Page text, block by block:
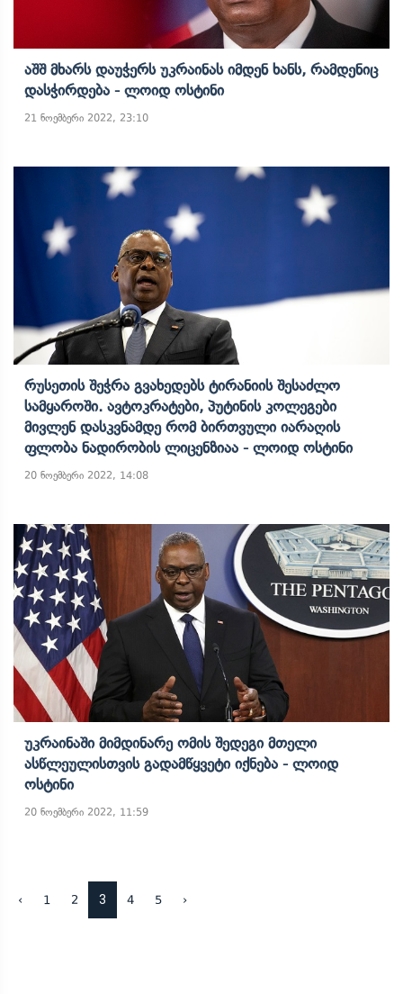
Აშშ Მხარს Დაუჭერს Უკრაინას Იმდენ Ხანს, Რამდენიც
Დასჭირდება - Ლოიდ Ოსტინი
21 ნოემბერი 2022, 23:10
Რუსეთის Შეჭრა Გვახედებს Ტირანიის Შესაძლო
Სამყაროში. Ავტოკრატები, Პუტინის Კოლეგები
Მივლენ Დასკვნამდე Რომ Ბირთვული Იარაღის
Ფლობა Ნადირობის Ლიცენზიაა - Ლოიდ Ოსტინი
20 ნოემბერი 2022, 14:08
Უკრაინაში Მიმდინარე Ომის Შედეგი Მთელი
Ასწლეულისთვის Გადამწყვეტი Იქნება - Ლოიდ
Ოსტინი
20 ნოემბერი 2022, 11:59
‹ 1 2 3 4 5 ›